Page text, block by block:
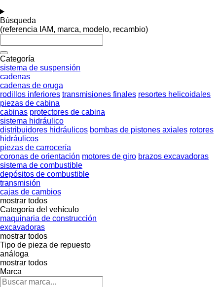
Búsqueda
(referencia IAM, marca, modelo, recambio)
Categoría
sistema de suspensión
cadenas
cadenas de oruga
rodillos inferiores transmisiones finales resortes helicoidales
piezas de cabina
cabinas protectores de cabina
sistema hidráulico
distribuidores hidráulicos bombas de pistones axiales rotores
hidráulicos
piezas de carrocería
coronas de orientación motores de giro brazos excavadoras
sistema de combustible
depósitos de combustible
transmisión
cajas de cambios
mostrar todos
Categoría del vehículo
maquinaria de construcción
excavadoras
mostrar todos
Tipo de pieza de repuesto
análoga
mostrar todos
Marca